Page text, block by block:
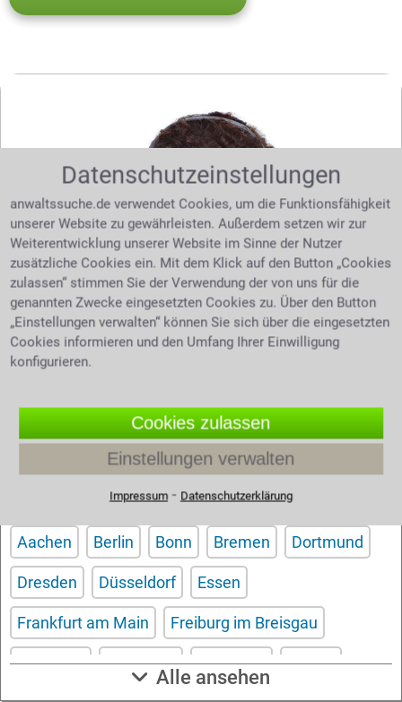
Sie benötigen Hilfe bei Ihrer Suche nach dem
richtigen Anwalt? Dann schreiben Sie uns über
und unverbindlich.
Filtern nach Großstädten
Aachen Berlin Bonn Bremen Dortmund
Dresden Düsseldorf Essen
Frankfurt am Main Freiburg im Breisgau
Hamburg Hannover Karlsruhe Kassel
Alle ansehen
Datenschutzeinstellungen
anwaltssuche.de verwendet Cookies, um die Funktionsfähigkeit
unserer Website zu gewährleisten. Außerdem setzen wir zur
Weiterentwicklung unserer Website im Sinne der Nutzer
zusätzliche Cookies ein. Mit dem Klick auf den Button „Cookies
zulassen“ stimmen Sie der Verwendung der von uns für die
genannten Zwecke eingesetzten Cookies zu. Über den Button
„Einstellungen verwalten“ können Sie sich über die eingesetzten
Cookies informieren und den Umfang Ihrer Einwilligung
konfigurieren.
Cookies zulassen
Einstellungen verwalten
Impressum⁃ Datenschutzerklärung